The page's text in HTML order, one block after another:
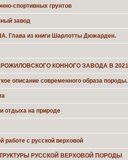
спортивных грунтов
завод
из книги Шарлотты Дюжарден.
КОННОГО ЗАВОДА В 2021
описание современного образа породы.
отдыха на природе
работе с русской верховой
РУССКОЙ ВЕРХОВОЙ ПОРОДЫ